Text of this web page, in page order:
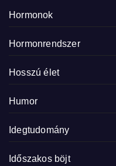
Hormonok
Hormonrendszer
Hosszú élet
Humor
Idegtudomány
Időszakos böjt